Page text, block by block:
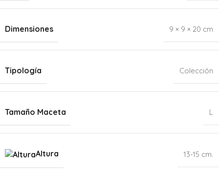
Dimensiones 9 × 9 × 20 cm
Tipología Colección
Tamaño Maceta L
Altura 13-15 cm.